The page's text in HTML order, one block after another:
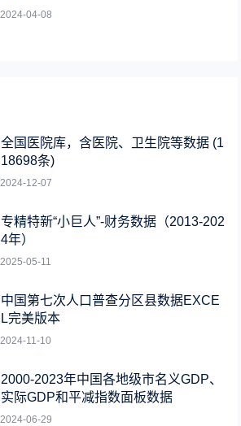
2024-04-08
全国医院库，含医院、卫生院等数据 (1
18698条)
2024-12-07
专精特新“小巨人”-财务数据（2013-202
4年）
2025-05-11
中国第七次人口普查分区县数据EXCE
L完美版本
2024-11-10
2000-2023年中国各地级市名义GDP、
实际GDP和平减指数面板数据
2024-06-29